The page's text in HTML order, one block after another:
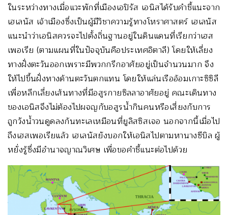
ในระหว่างทางเมื่อแวะพักที่เมืองเอปิรัส เอนิสได้รับคำชี้แนะจาก
เฮเลนัส เจ้าเมืองซึ่งเป็นผู้มีวิชาความรู้ทางโหราศาสตร์ เฮเลนัส
แนะนำว่าเอนิสควรจะไปตั้งถิ่นฐานอยู่ในดินแดนที่เรียกว่าเฮส
เพอเรีย (ตามแผนที่ในปัจจุบันคือประเทศอิตาลี) โดยให้เลี่ยง
ทางฝั่งตะวันออกเพราะมีพวกกรีกอาศัยอยู่เป็นจำนวนมาก จึง
ให้ไปขึ้นฝั่งทางด้านตะวันตกแทน โดยให้แล่นเรืออ้อมเกาะซิซิลี
เพื่อหลีกเลี่ยงเส้นทางที่มีอสูรกายซิลลาอาศัยอยู่ คณะเดินทาง
ของเอนิสจึงไม่ต้องไปผจญกับอสูรน้ำกินคนหรือเสี่ยงกับการ
ถูกวังน้ำวนดูดลงก้นทะเลเหมือนที่ยูลิสซิสเจอ นอกจากนี้เมื่อไป
ถึงเฮสเพอเรียแล้ว เฮเลนัสยังบอกให้เอนิสไปตามหานางซีบิล ผู้
หยั่งรู้ซึ่งมีอำนาจญาณวิเศษ เพื่อขอคำชี้แนะต่อไปด้วย